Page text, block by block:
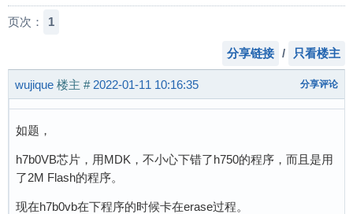
页次： 1
分享链接 / 只看楼主
wujique 楼主 # 2022-01-11 10:16:35 分享评论
如题，
h7b0VB芯片，用MDK，不小心下错了h750的程序，而且是用
了2M Flash的程序。
现在h7b0vb在下程序的时候卡在erase过程。